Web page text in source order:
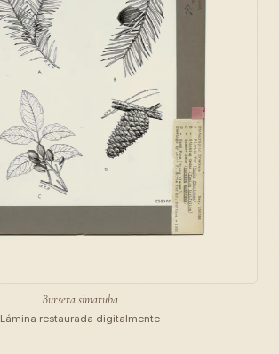
Bursera simaruba
Lámina restaurada digitalmente